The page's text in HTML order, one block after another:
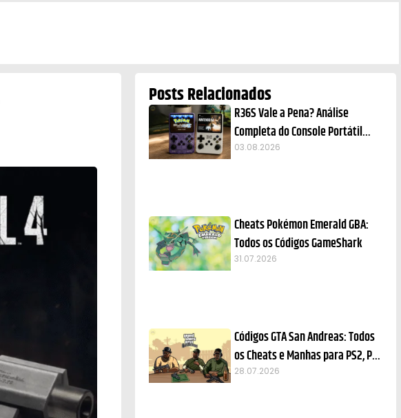
Posts Relacionados
R36S Vale a Pena? Análise
Completa do Console Portátil
Retrô
03.08.2026
Cheats Pokémon Emerald GBA:
Todos os Códigos GameShark
31.07.2026
Códigos GTA San Andreas: Todos
os Cheats e Manhas para PS2, PC,
Xbox e Celular
28.07.2026